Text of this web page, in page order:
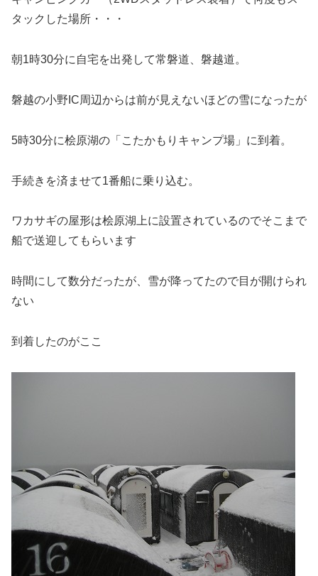
タックした場所・・・
朝1時30分に自宅を出発して常磐道、磐越道。
磐越の小野IC周辺からは前が見えないほどの雪になったが
5時30分に桧原湖の「こたかもりキャンプ場」に到着。
手続きを済ませて1番船に乗り込む。
ワカサギの屋形は桧原湖上に設置されているのでそこまで
船で送迎してもらいます
時間にして数分だったが、雪が降ってたので目が開けられ
ない
到着したのがここ